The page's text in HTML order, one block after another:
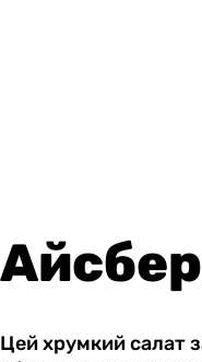
Цей хрумкий салат